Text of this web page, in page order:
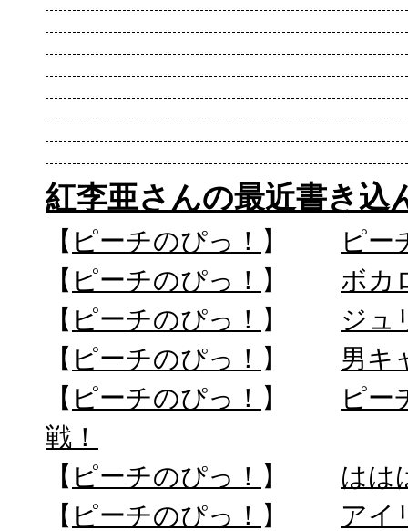
紅李亜さんの最近書き込
【 ピーチのぴっ！ 】
ピー
【 ピーチのぴっ！ 】 ボカ
【 ピーチのぴっ！ 】 ジュ
【 ピーチのぴっ！ 】 男キ
【 ピーチのぴっ！ 】
ピー
戦！
【 ピーチのぴっ！ 】 はは
【 ピーチのぴっ！ 】 アイ